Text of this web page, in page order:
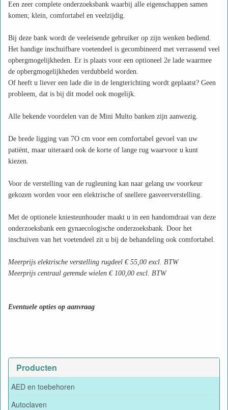
Producten
AED en toebehoren
Autoclaven
Een zeer complete onderzoeksbank waarbij alle eigenschappen samen
komen; klein, comfortabel en veelzijdig.
Bij deze bank wordt de veeleisende gebruiker op zijn wenken bediend.
Het handige inschuifbare voetendeel is gecombineerd met verrassend veel
opbergmogelijkheden. Er is plaats voor een optioneel 2e lade waarmee
de opbergmogelijkheden verdubbeld worden.
Of heeft u liever een lade die in de lengterichting wordt geplaatst? Geen
probleem, dat is bij dit model ook mogelijk.
Alle bekende voordelen van de Mini Multo banken zijn aanwezig.
De brede ligging van 7O cm voor een comfortabel gevoel van uw
patiënt, maar uiteraard ook de korte of lange rug waarvoor u kunt
kiezen.
Voor de verstelling van de rugleuning kan naar gelang uw voorkeur
gekozen worden voor een elektrische of snellere gasveerverstelling.
Met de optionele kniesteunhouder maakt u in een handomdraai van deze
onderzoeksbank een gynaecologische onderzoeksbank. Door het
inschuiven van het voetendeel zit u bij de behandeling ook comfortabel.
Meerprijs elektrische verstelling rugdeel € 55,00 excl. BTW
Meerprijs centraal geremde wielen € 100,00 excl. BTW
Eventuele opties op aanvraag